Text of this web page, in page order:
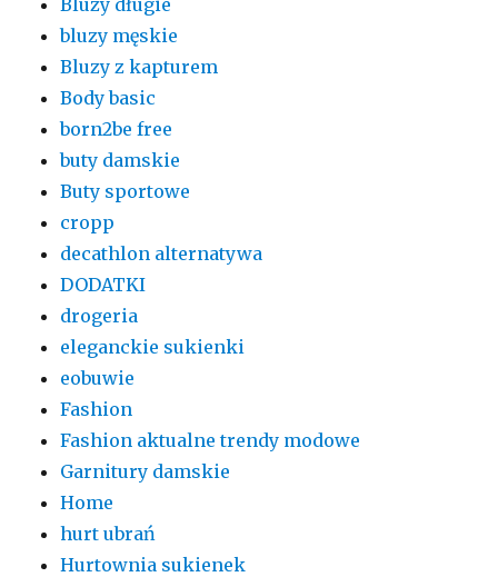
bluzy męskie
Bluzy z kapturem
Body basic
born2be free
buty damskie
Buty sportowe
cropp
decathlon alternatywa
DODATKI
drogeria
eleganckie sukienki
eobuwie
Fashion
Fashion aktualne trendy modowe
Garnitury damskie
Home
hurt ubrań
Hurtownia sukienek